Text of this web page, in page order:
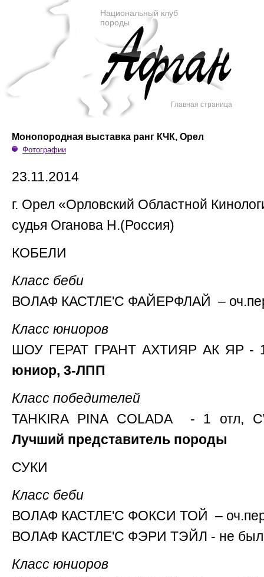
Национальный клуб
породы
Главная страница
Монопородная выставка ранг КЧК, Орел
Фотографии
23.11.2014
г. Орел «Орловский Областной
судья Оганова Н.(Россия)
КОБЕЛИ
Класс беби
ВОЛАФ КАСТЛЕ'С ФАЙЕРФЛАЙ –
Класс юниоров
ШОУ ГЕРАТ ГРАНТ АХТИЯР АК ЯР -
юниор, 3-ЛПП
Класс победителей
TAHKIRA PINA COLADA - 1 отл,
Лучший представитель породы
СУКИ
Класс беби
ВОЛАФ КАСТЛЕ'С ФОКСИ ТОЙ –
ВОЛАФ КАСТЛЕ'С ФЭРИ ТЭЙЛ - не
Класс юниоров